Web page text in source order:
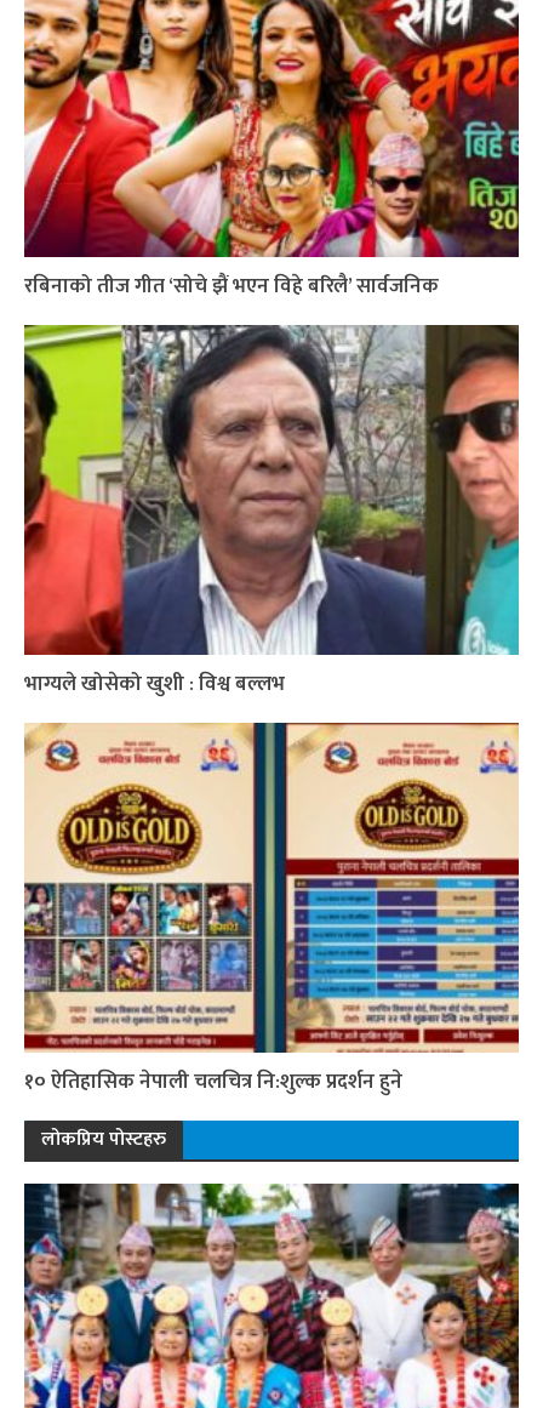
रबिनाको तीज गीत ‘सोचे झैं भएन विहे बरिलै’ सार्वजनिक
भाग्यले खोसेको खुशी : विश्व बल्लभ
१० ऐतिहासिक नेपाली चलचित्र नि:शुल्क प्रदर्शन हुने
लोकप्रिय पोस्टहरु